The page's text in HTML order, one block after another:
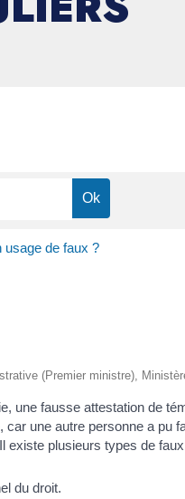
usage de faux ?
(Premier ministre),
une fausse attestation de
une autre personne a pu
existe plusieurs types de
du droit.